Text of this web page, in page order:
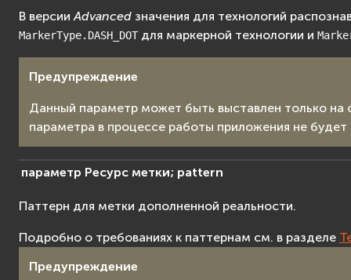
В версииAdvanced значения для технологий
MarkerType.DASH_DOT для маркерной технологии и
Предупреждение
Данный параметр может быть выставлен только на
параметра в процессе работы приложения не будет
параметр Ресурс метки; pattern
Паттерн для метки дополненной реальности.
Подробно о требованиях к паттернам см. в разделе
Предупреждение